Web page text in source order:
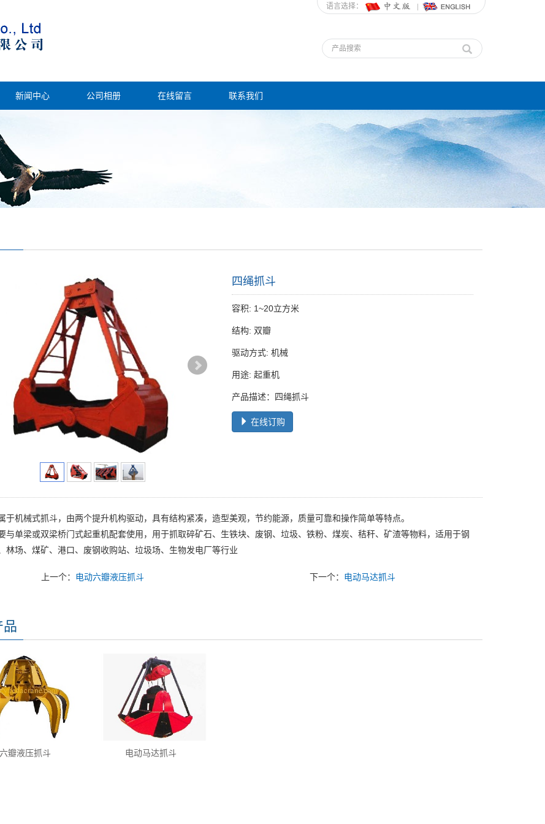
语言选择：
新闻中心 公司相册 在线留言 联系我们
四绳抓斗
容积: 1~20立方米
结构: 双瓣
驱动方式: 机械
用途: 起重机
产品描述：四绳抓斗
在线订购
于机械式抓斗，由两个提升机构驱动，具有结构紧凑，造型美观，节约能源，质量可靠和操作简单等特点。
与单梁或双梁桥门式起重机配套使用，用于抓取碎矿石、生铁块、废钢、垃圾、铁粉、煤炭、秸秆、矿渣等物料，适用于钢
林场、煤矿、港口、废钢收购站、垃圾场、生物发电厂等行业
上一个： 电动六瓣液压抓斗 下一个： 电动马达抓斗
品
瓣液压抓斗 电动马达抓斗